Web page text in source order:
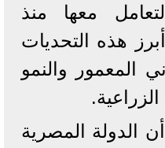
معها منذ
أبرز هذه التحديات
المعمور والنمو
الدولة المصرية